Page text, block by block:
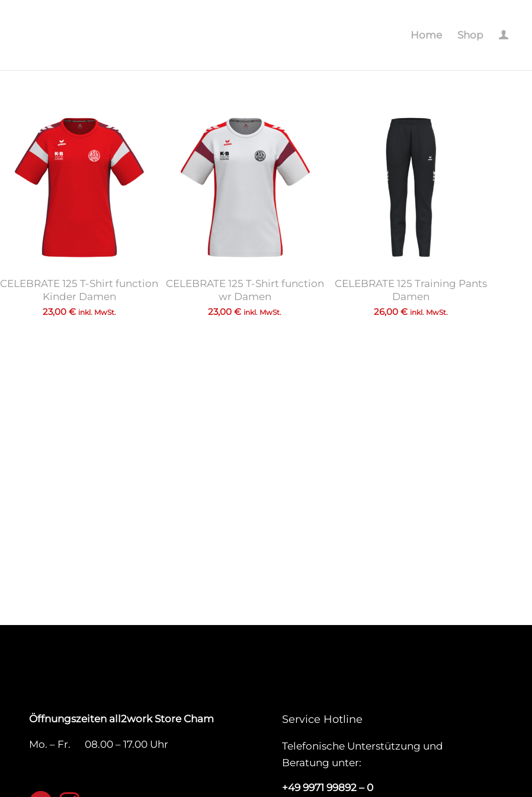
Home Shop
CELEBRATE 125 T-Shirt function
Kinder Damen
23,00 € inkl. MwSt.
CELEBRATE 125 T-Shirt function
wr Damen
23,00€ inkl. MwSt.
CELEBRATE 125 Training Pants
Damen
26,00 € inkl. MwSt.
Öffnungszeiten all2work Store Cham
Mo. – Fr. 08.00 – 17.00 Uhr
Service Hotline
Telefonische Unterstützung und
Beratung unter:
+49 9971 99892 – 0